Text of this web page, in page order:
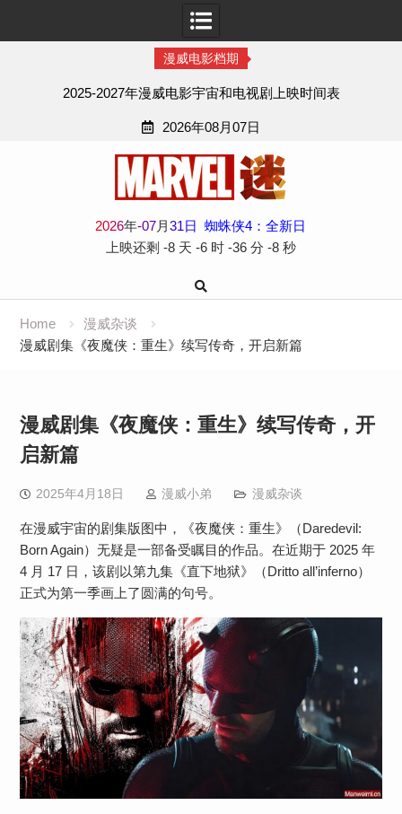
漫威电影档期
2025-2027年漫威电影宇宙和电视剧上映时间表
2026年08月07日
2026年-07月31日
蜘蛛侠4：全新日
上映还剩 -8 天 -6 时 -36 分 -8 秒
Home
漫威杂谈
漫威剧集《夜魔侠：重生》续写传奇，开启新篇
漫威剧集《夜魔侠：重生》续写传奇，开
启新篇
2025年4月18日 漫威小弟 漫威杂谈
在漫威宇宙的剧集版图中，《夜魔侠：重生》（Daredevil:
Born Again）无疑是一部备受瞩目的作品。在近期于 2025 年
4 月 17 日，该剧以第九集《直下地狱》（Dritto all’inferno）
正式为第一季画上了圆满的句号。